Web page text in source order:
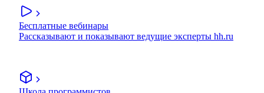
Бесплатные вебинары
Рассказывают и показывают ведущие эксперты hh.ru